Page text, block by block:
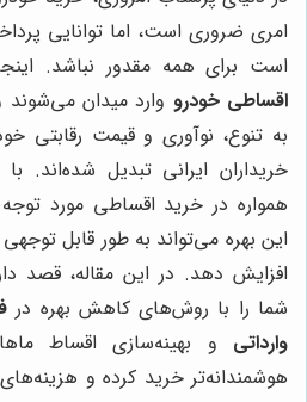
امری ضروری است، اما توانایی
است برای همه مقدور نباشد.
اقساطی خودرو وارد میدان
به تنوع، نوآوری و قیمت رقابتی
خریداران ایرانی تبدیل شده‌اند.
همواره در خرید اقساطی مورد
این بهره می‌تواند به طور قابل
افزایش دهد. در این مقاله، قصد
شما را با روش‌های کاهش بهره در
وارداتی و بهینه‌سازی اقساط
هوشمندانه‌تر خرید کرده و